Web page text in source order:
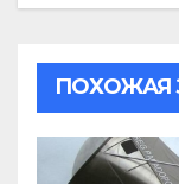
ПОХОЖАЯ